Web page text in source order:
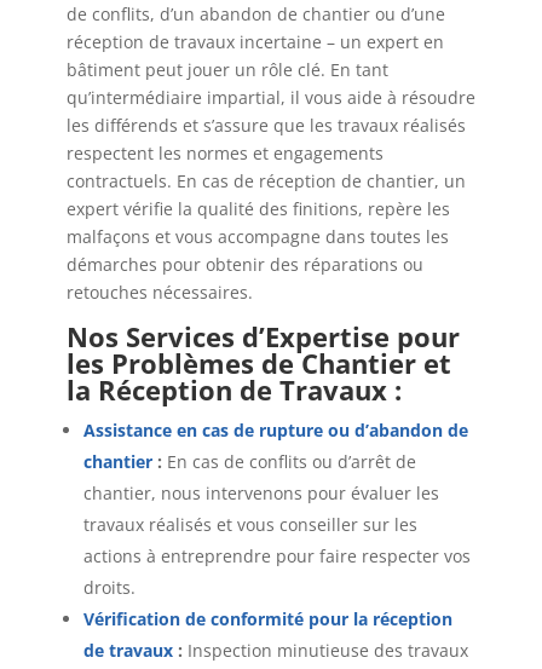
de conflits, d’un abandon de chantier ou d’une
réception de travaux incertaine – un expert en
bâtiment peut jouer un rôle clé. En tant
qu’intermédiaire impartial, il vous aide à résoudre
les différends et s’assure que les travaux réalisés
respectent les normes et engagements
contractuels. En cas de réception de chantier, un
expert vérifie la qualité des finitions, repère les
malfaçons et vous accompagne dans toutes les
démarches pour obtenir des réparations ou
retouches nécessaires.
Nos Services d’Expertise pour
les Problèmes de Chantier et
la Réception de Travaux :
Assistance en cas de rupture ou d’abandon de
chantier: En cas de conflits ou d’arrêt de
chantier, nous intervenons pour évaluer les
travaux réalisés et vous conseiller sur les
actions à entreprendre pour faire respecter vos
droits.
Vérification de conformité pour la réception
de travaux: Inspection minutieuse des travaux